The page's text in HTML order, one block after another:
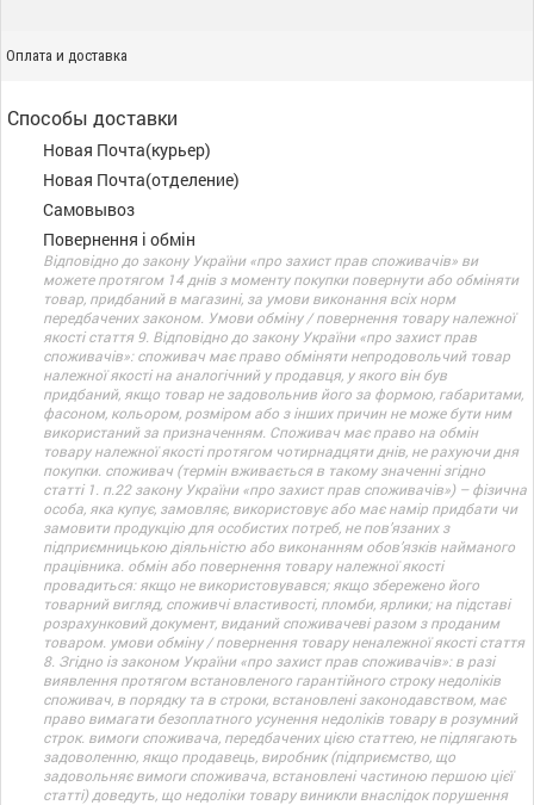
Оплата и доставка
Способы доставки
Новая Почта(курьер)
Новая Почта(отделение)
Самовывоз
Повернення і обмін
Відповідно до закону України «про захист прав споживачів» ви
можете протягом 14 днів з моменту покупки повернути або обміняти
товар, придбаний в магазині, за умови виконання всіх норм
передбачених законом. Умови обміну / повернення товару належної
якості стаття 9. Відповідно до закону України «про захист прав
споживачів»: споживач має право обміняти непродовольчий товар
належної якості на аналогічний у продавця, у якого він був
придбаний, якщо товар не задовольнив його за формою, габаритами,
фасоном, кольором, розміром або з інших причин не може бути ним
використаний за призначенням. Споживач має право на обмін
товару належної якості протягом чотирнадцяти днів, не рахуючи дня
покупки. споживач (термін вживається в такому значенні згідно
статті 1. п.22 закону України «про захист прав споживачів») – фізична
особа, яка купує, замовляє, використовує або має намір придбати чи
замовити продукцію для особистих потреб, не пов’язаних з
підприємницькою діяльністю або виконанням обов’язків найманого
працівника. обмін або повернення товару належної якості
провадиться: якщо не використовувався; якщо збережено його
товарний вигляд, споживчі властивості, пломби, ярлики; на підставі
розрахунковий документ, виданий споживачеві разом з проданим
товаром. умови обміну / повернення товару неналежної якості стаття
8. Згідно із законом України «про захист прав споживачів»: в разі
виявлення протягом встановленого гарантійного строку недоліків
споживач, в порядку та в строки, встановлені законодавством, має
право вимагати безоплатного усунення недоліків товару в розумний
строк. вимоги споживача, передбачених цією статтею, не підлягають
задоволенню, якщо продавець, виробник (підприємство, що
задовольняє вимоги споживача, встановлені частиною першою цієї
статті) доведуть, що недоліки товару виникли внаслідок порушення